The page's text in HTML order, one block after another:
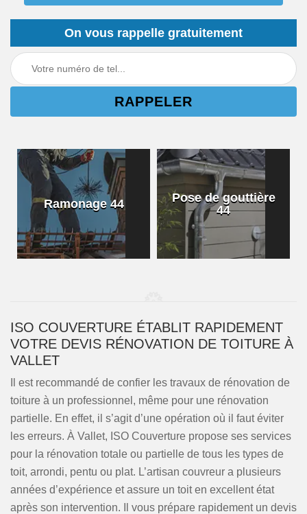
On vous rappelle gratuitement
Ramonage 44
Pose de gouttière
44
ISO COUVERTURE ÉTABLIT RAPIDEMENT
VOTRE DEVIS RÉNOVATION DE TOITURE À
VALLET
Il est recommandé de confier les travaux de rénovation de
toiture à un professionnel, même pour une rénovation
partielle. En effet, il s’agit d’une opération où il faut éviter
les erreurs. À Vallet, ISO Couverture propose ses services
pour la rénovation totale ou partielle de tous les types de
toit, arrondi, pentu ou plat. L’artisan couvreur a plusieurs
années d’expérience et assure un toit en excellent état
après son intervention. Il vous prépare rapidement un devis